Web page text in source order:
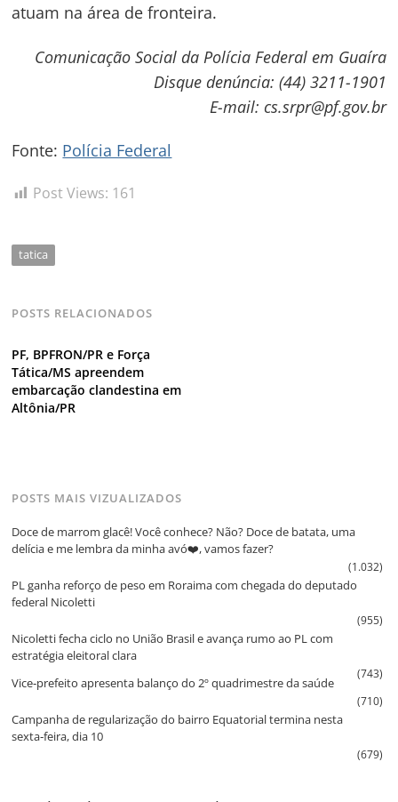
atuam na área de fronteira.
Comunicação Social da Polícia Federal em Guaíra
Disque denúncia: (44) 3211-1901
E-mail: cs.srpr@pf.gov.br
Fonte: Polícia Federal
Post Views: 161
tatica
POSTS RELACIONADOS
PF, BPFRON/PR e Força
Tática/MS apreendem
embarcação clandestina em
Altônia/PR
Navegação
POSTS MAIS VIZUALIZADOS
Doce de marrom glacê! Você conhece? Não? Doce de batata, uma
delícia e me lembra da minha avó❤️, vamos fazer?
(1.032)
PL ganha reforço de peso em Roraima com chegada do deputado
federal Nicoletti
(955)
Nicoletti fecha ciclo no União Brasil e avança rumo ao PL com
estratégia eleitoral clara
(743)
Vice‑prefeito apresenta balanço do 2º quadrimestre da saúde
(710)
Campanha de regularização do bairro Equatorial termina nesta
sexta‑feira, dia 10
(679)